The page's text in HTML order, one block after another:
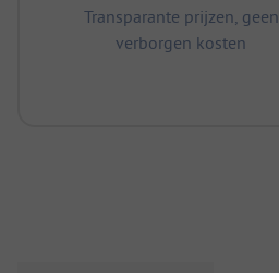
Transparante prijzen, geen
verborgen kosten